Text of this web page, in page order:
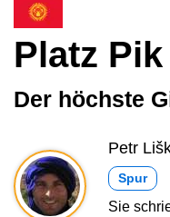
Platz
Der höchste
Petr
Spur
Sie